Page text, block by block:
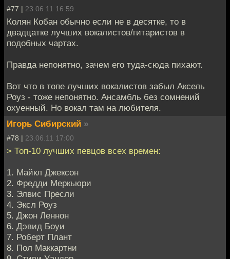
#77 | 23.06.11 16:59
Колян Кобан обычно если не в десятке, то в
двадцатке лучших вокалистов/гитаристов в
подобных чартах.
Правда непонятно, зачем его туда-сюда пихают.
Вот что в топе лучших вокалистов забыл Аксель
Роуз - тоже непонятно. Ансамбль без сомнений
охуенный. Но вокал там на любителя.
Игорь Сибирский »
#78 | 23.06.11 17:00
> Топ-10 лучших певцов всех времен:
1. Майкл Джексон
2. Фредди Меркьюри
3. Элвис Пресли
4. Эксл Роуз
5. Джон Леннон
6. Дэвид Боуи
7. Роберт Плант
8. Пол Маккартни